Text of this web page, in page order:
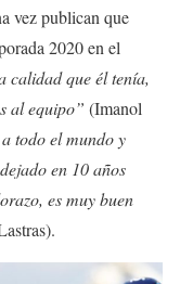
vez publican que
2020 en el
calidad que él tenía,
al equipo” (Imanol
todo el mundo y
en 10 años
es muy buen